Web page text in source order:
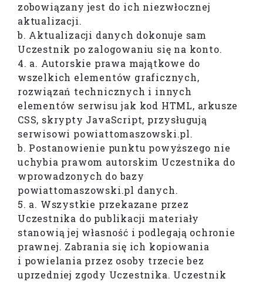
zobowiązany jest do ich niezwłocznej
aktualizacji.
b. Aktualizacji danych dokonuje sam
Uczestnik po zalogowaniu się na konto.
4. a. Autorskie prawa majątkowe do
wszelkich elementów graficznych,
rozwiązań technicznych i innych
elementów serwisu jak kod HTML, arkusze
CSS, skrypty JavaScript, przysługują
serwisowi powiattomaszowski.pl.
b. Postanowienie punktu powyższego nie
uchybia prawom autorskim Uczestnika do
wprowadzonych do bazy
powiattomaszowski.pl danych.
5. a. Wszystkie przekazane przez
Uczestnika do publikacji materiały
stanowią jej własność i podlegają ochronie
prawnej. Zabrania się ich kopiowania
i powielania przez osoby trzecie bez
uprzedniej zgody Uczestnika. Uczestnik